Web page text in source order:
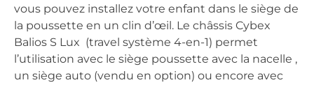
vous pouvez installez votre enfant dans le siège de
la poussette en un clin d’œil. Le châssis Cybex
Balios S Lux (travel système 4-en-1) permet
l’utilisation avec le siège poussette avec la nacelle ,
un siège auto (vendu en option) ou encore avec